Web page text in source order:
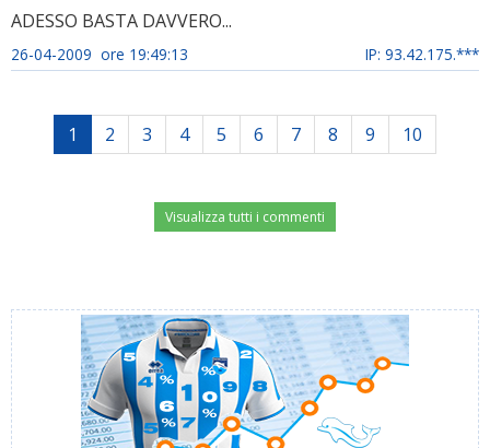
ADESSO BASTA DAVVERO...
26-04-2009 ore 19:49:13 IP: 93.42.175.***
1 2 3 4 5 6 7 8 9 10
Visualizza tutti i commenti